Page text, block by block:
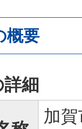
概要
細
加